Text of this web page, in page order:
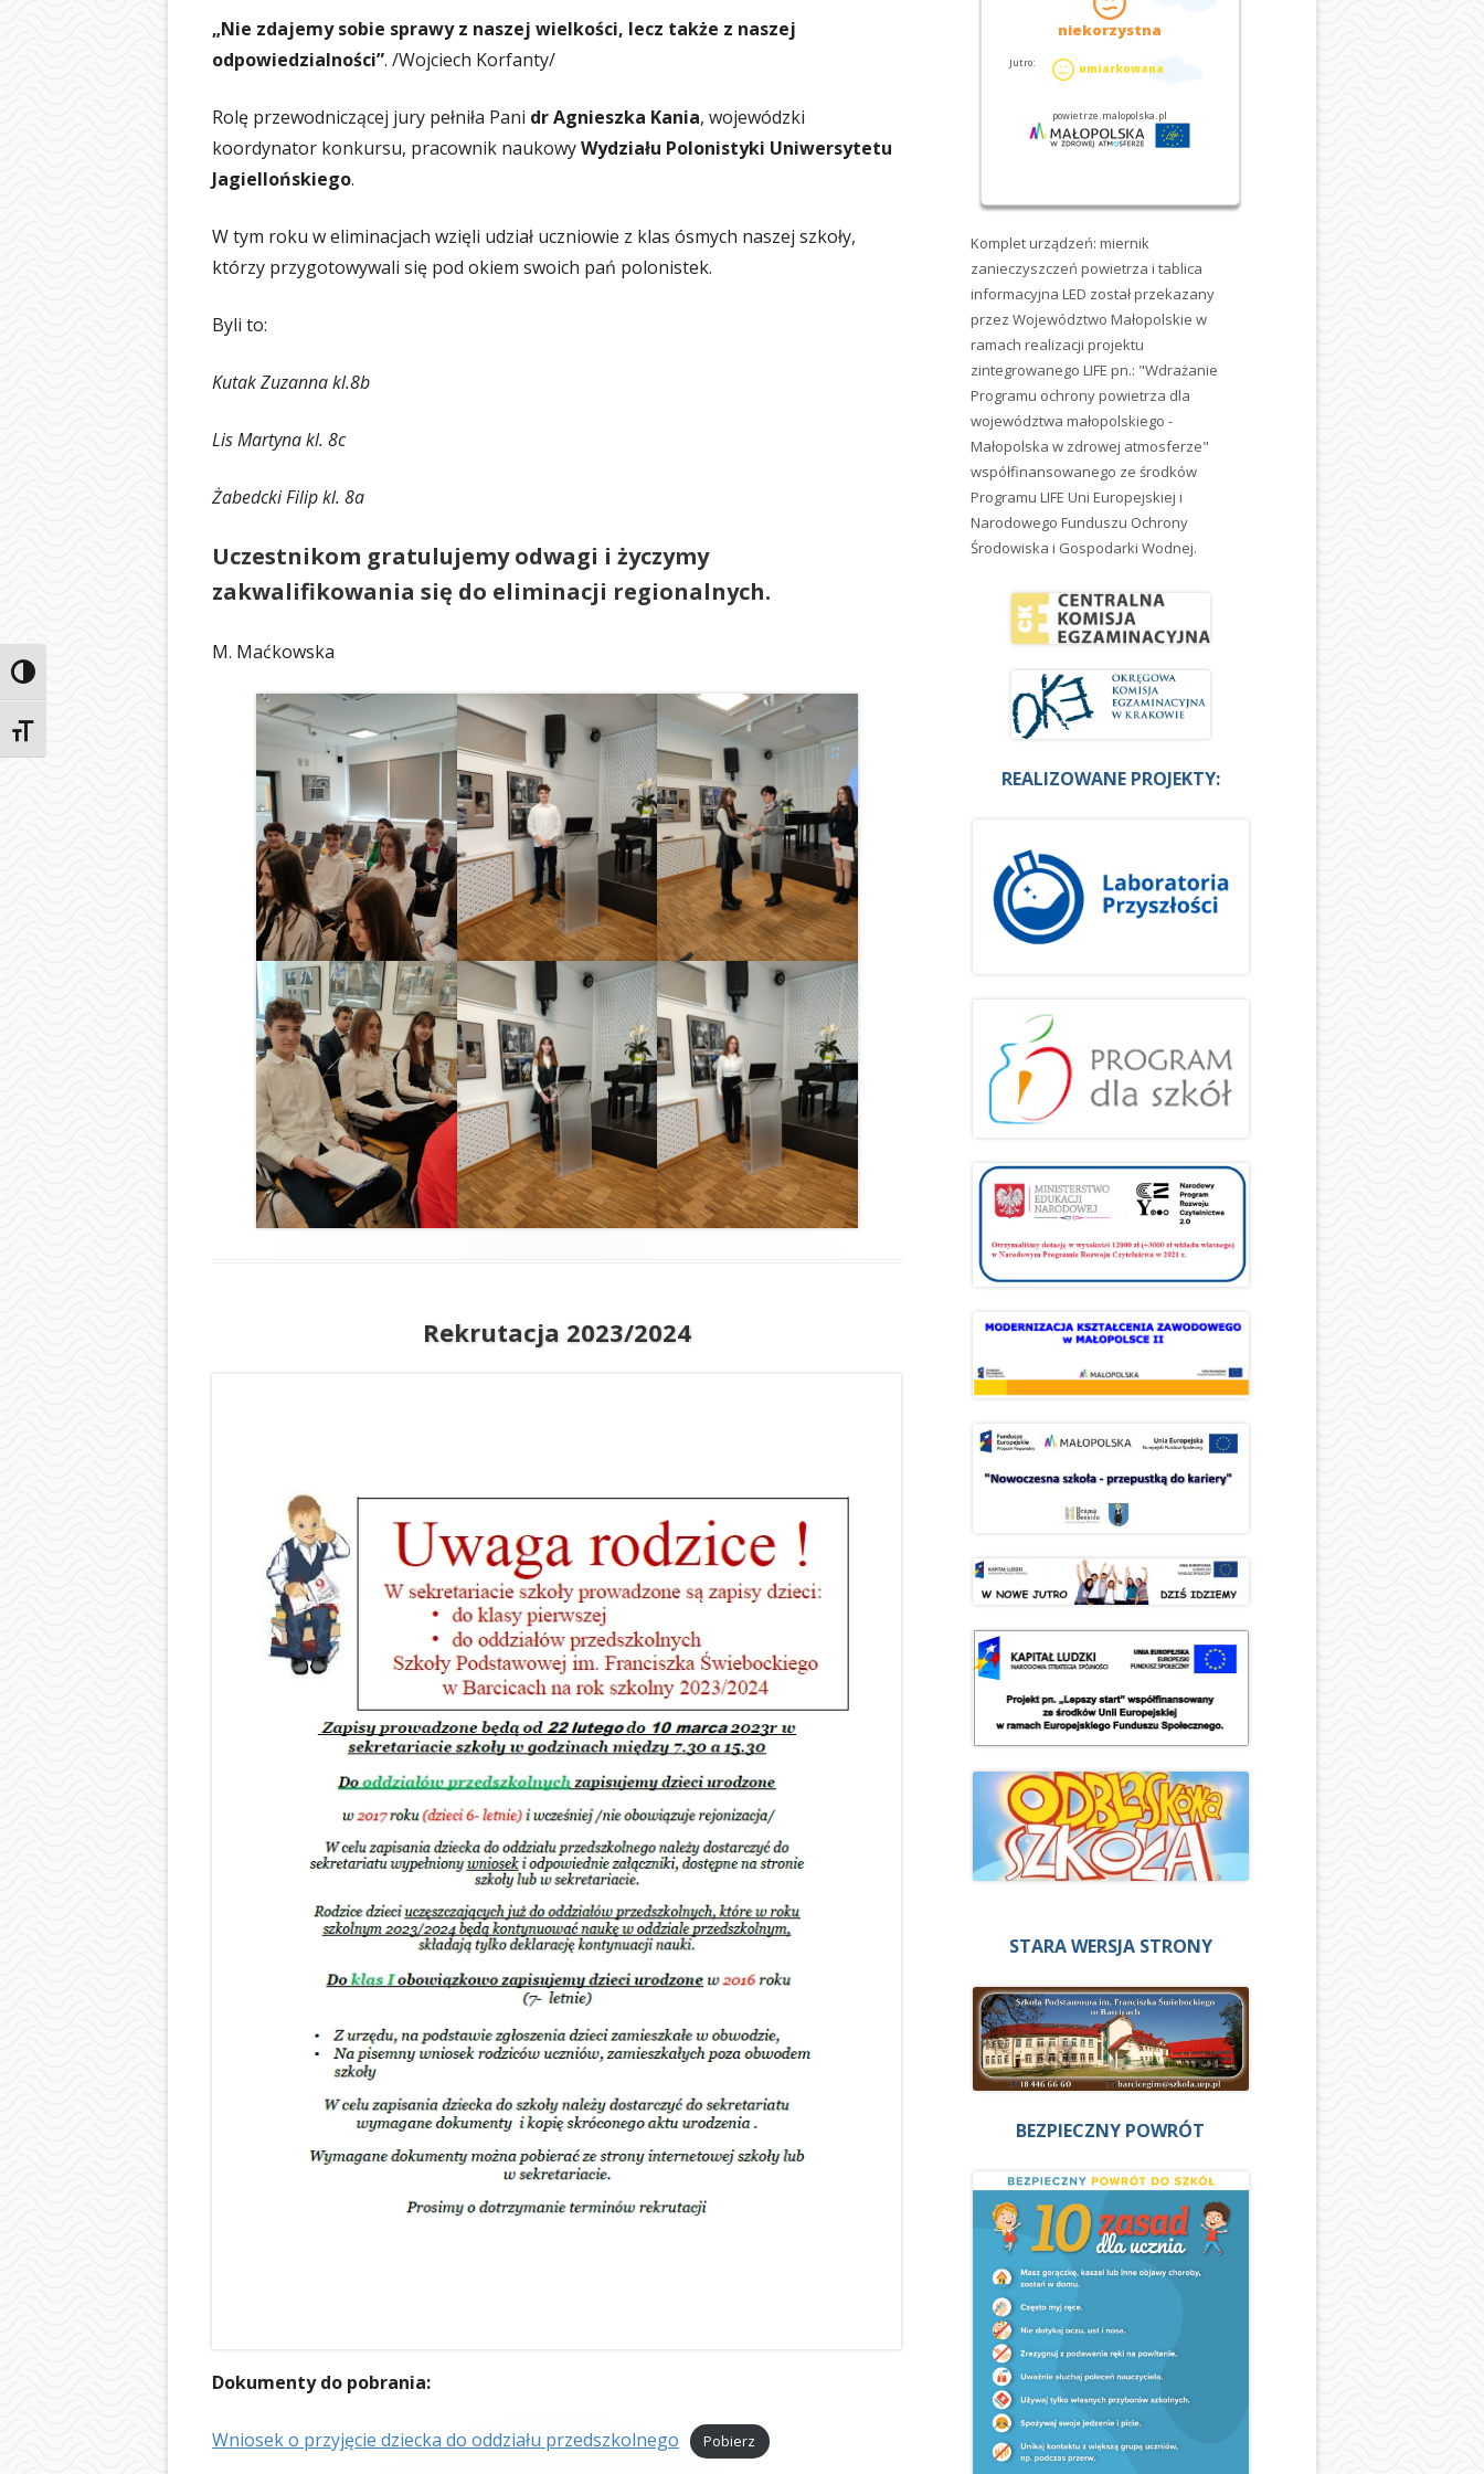
Przełącz wysoki kontrast
Zmień rozmiar czcionek
„Nie zdajemy sobie sprawy z naszej wielkości, lecz także z naszej
odpowiedzialności”. /Wojciech Korfanty/
Rolę przewodniczącej jury pełniła Pani dr Agnieszka Kania, wojewódzki
koordynator konkursu, pracownik naukowyWydziału Polonistyki Uniwersytetu
Jagiellońskiego.
W tym roku w eliminacjach wzięli udział uczniowie z klas ósmych naszej szkoły,
którzy przygotowywali się pod okiem swoich pań polonistek.
Byli to:
Kutak Zuzanna kl.8b
Lis Martyna kl. 8c
Żabedcki Filip kl. 8a
Uczestnikom gratulujemy odwagi i życzymy
zakwalifikowania się do eliminacji regionalnych.
M. Maćkowska
Rekrutacja 2023/2024
Dokumenty do pobrania:
Wniosek o przyjęcie dziecka do oddziału przedszkolnego Pobierz
Komplet urządzeń: miernik
zanieczyszczeń powietrza i tablica
informacyjna LED został przekazany
przez Województwo Małopolskie w
ramach realizacji projektu
zintegrowanego LIFE pn.: "Wdrażanie
Programu ochrony powietrza dla
województwa małopolskiego -
Małopolska w zdrowej atmosferze"
współfinansowanego ze środków
Programu LIFE Uni Europejskiej i
Narodowego Funduszu Ochrony
Środowiska i Gospodarki Wodnej.
REALIZOWANE PROJEKTY:
STARA WERSJA STRONY
BEZPIECZNY POWRÓT